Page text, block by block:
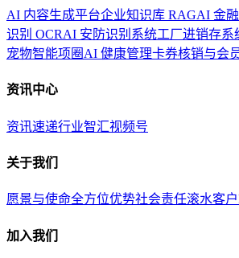
AI 内容生成平台企业知识库 RAGAI 金
识别 OCRAI 安防识别系统工厂进销存系
宠物智能项圈 AI 健康管理卡券核销与会
资讯中心
资讯速递行业智汇视频号
关于我们
愿景与使命全方位优势社会责任滚水客
加入我们